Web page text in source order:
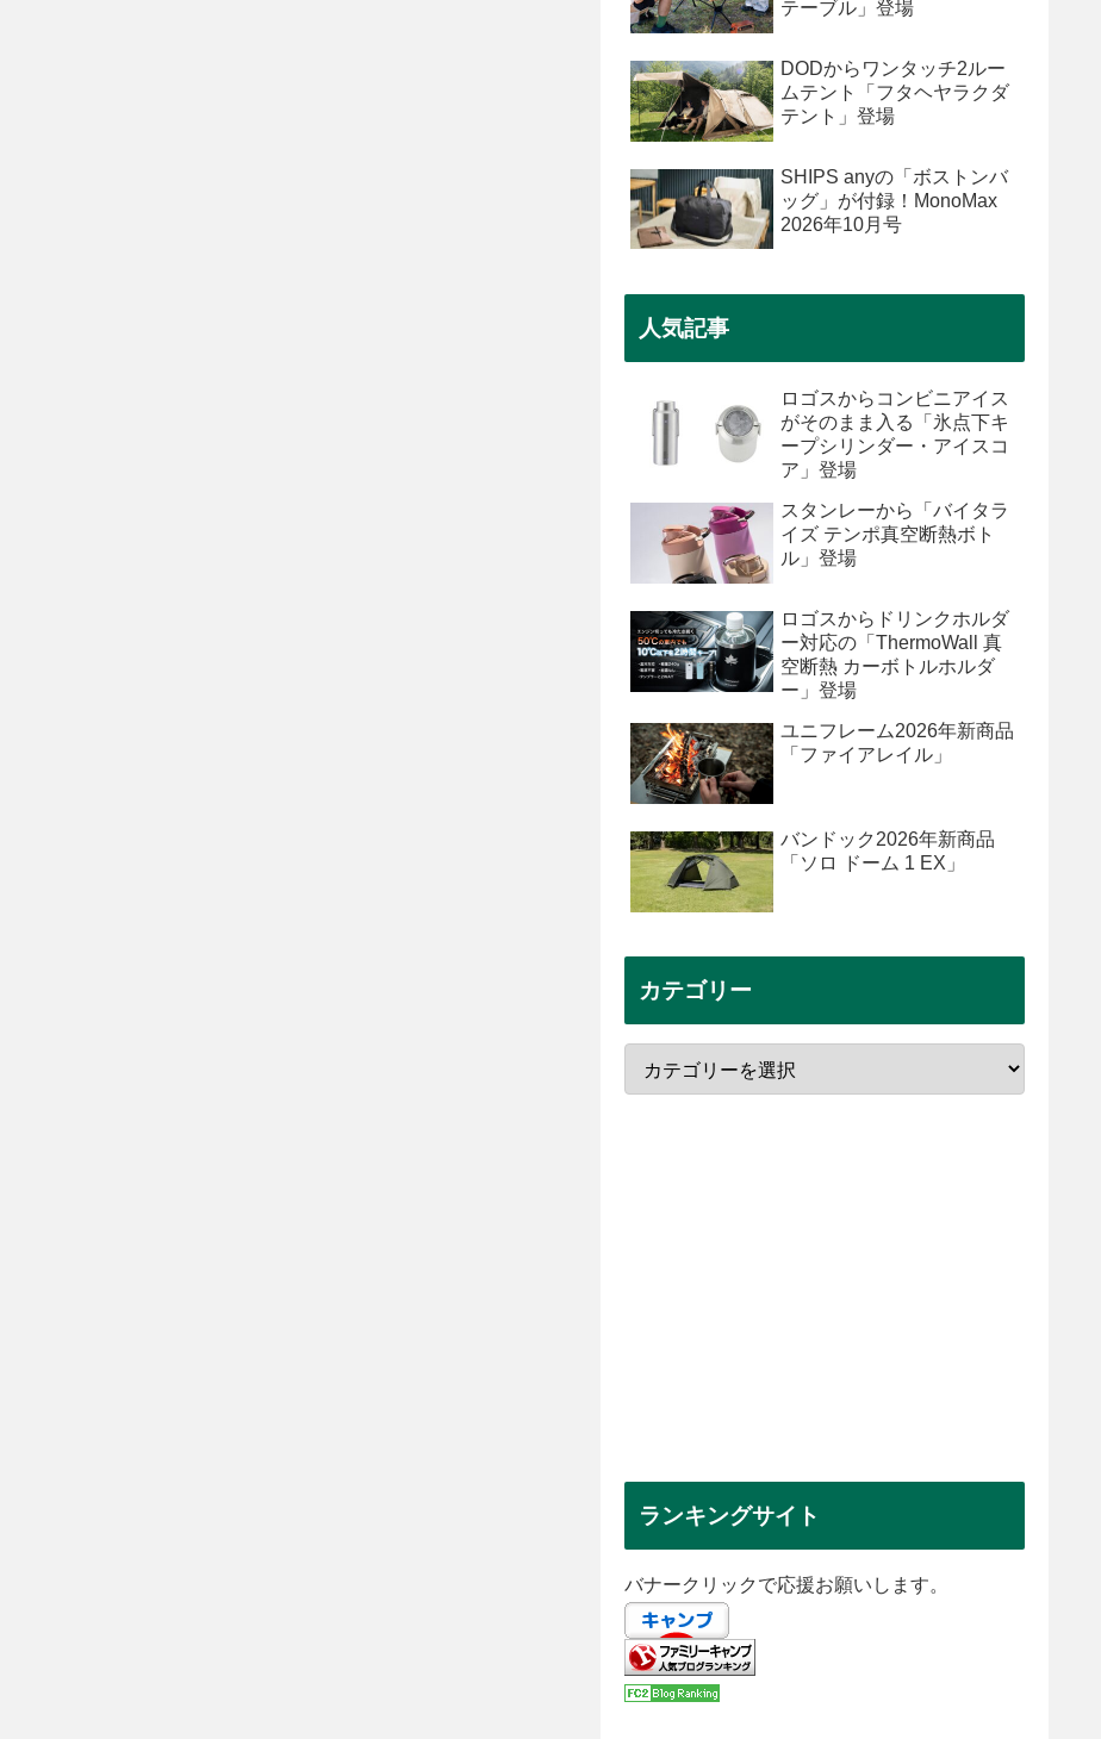
テーブル」登場
DODからワンタッチ2ルー
ムテント「フタヘヤラクダ
テント」登場
SHIPS anyの「ボストンバ
ッグ」が付録！MonoMax
2026年10月号
人気記事
ロゴスからコンビニアイス
がそのまま入る「氷点下キ
ープシリンダー・アイスコ
ア」登場
スタンレーから「バイタラ
イズ テンポ真空断熱ボト
ル」登場
ロゴスからドリンクホルダ
ー対応の「ThermoWall 真
空断熱 カーボトルホルダ
ー」登場
ユニフレーム2026年新商品
「ファイアレイル」
バンドック2026年新商品
「ソロ ドーム 1 EX」
カテゴリー
ランキングサイト
バナークリックで応援お願いします。